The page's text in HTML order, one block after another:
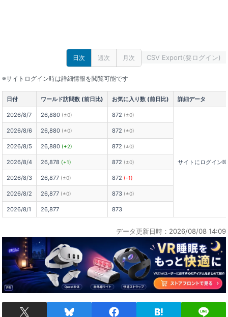
日次 週次 月次 CSV Export(要ログイン)
※サイトログイン時は詳細情報を閲覧可能です
日付 ワールド訪問数 (前日比) お気に入り数 (前日比) 詳細データ
2026/8/7 26,880 (±0) 872 (±0)
サイトにログイン
2026/8/6 26,880 (±0) 872 (±0)
2026/8/5 26,880 (+2) 872 (±0)
2026/8/4 26,878 (+1) 872 (±0)
2026/8/3 26,877 (±0) 872 (-1)
2026/8/2 26,877 (±0) 873 (±0)
2026/8/1 26,877 873
データ更新日時：2026/08/08 14:09